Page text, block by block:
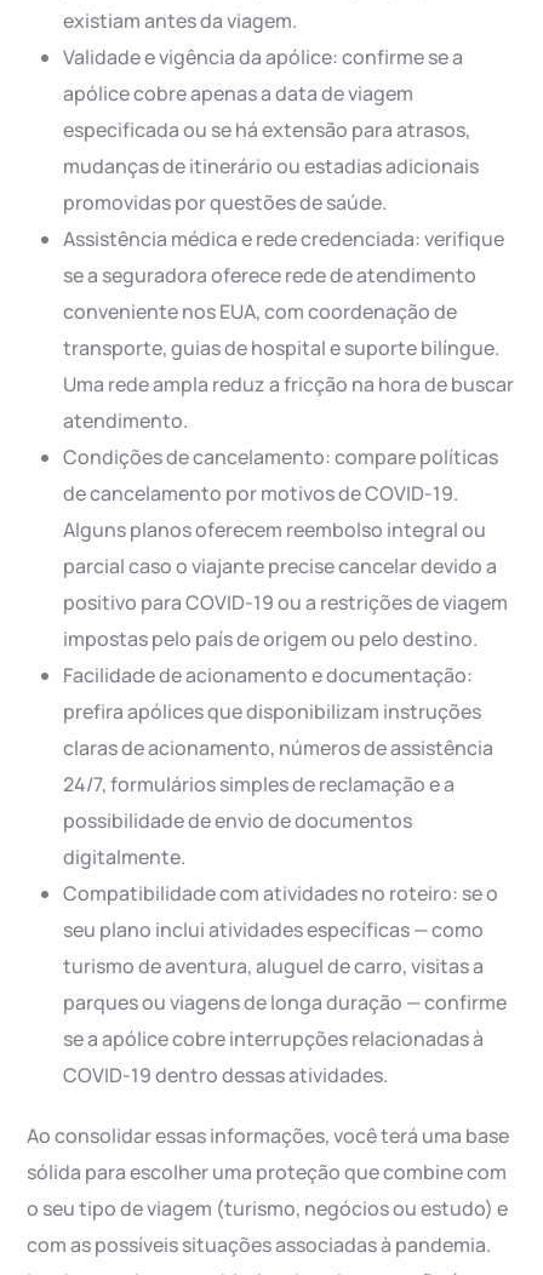
existiam antes da viagem.
Validade e vigência da apólice: confirme se a
apólice cobre apenas a data de viagem
especificada ou se há extensão para atrasos,
mudanças de itinerário ou estadias adicionais
promovidas por questões de saúde.
Assistência médica e rede credenciada: verifique
se a seguradora oferece rede de atendimento
conveniente nos EUA, com coordenação de
transporte, guias de hospital e suporte bilíngue.
Uma rede ampla reduz a fricção na hora de buscar
atendimento.
Condições de cancelamento: compare políticas
de cancelamento por motivos de COVID-19.
Alguns planos oferecem reembolso integral ou
parcial caso o viajante precise cancelar devido a
positivo para COVID-19 ou a restrições de viagem
impostas pelo país de origem ou pelo destino.
Facilidade de acionamento e documentação:
prefira apólices que disponibilizam instruções
claras de acionamento, números de assistência
24/7, formulários simples de reclamação e a
possibilidade de envio de documentos
digitalmente.
Compatibilidade com atividades no roteiro: se o
seu plano inclui atividades específicas — como
turismo de aventura, aluguel de carro, visitas a
parques ou viagens de longa duração — confirme
se a apólice cobre interrupções relacionadas à
COVID-19 dentro dessas atividades.
Ao consolidar essas informações, você terá uma base
sólida para escolher uma proteção que combine com
o seu tipo de viagem (turismo, negócios ou estudo) e
com as possíveis situações associadas à pandemia.